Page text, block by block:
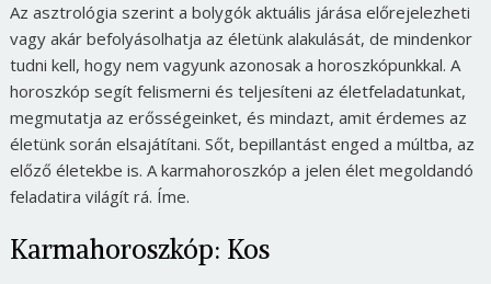
Az asztrológia szerint a bolygók aktuális járása előrejelezheti
vagy akár befolyásolhatja az életünk alakulását, de mindenkor
tudni kell, hogy nem vagyunk azonosak a horoszkópunkkal. A
horoszkóp segít felismerni és teljesíteni az életfeladatunkat,
megmutatja az erősségeinket, és mindazt, amit érdemes az
életünk során elsajátítani. Sőt, bepillantást enged a múltba, az
előző életekbe is. A karmahoroszkóp a jelen élet megoldandó
feladatira világít rá. Íme.
Karmahoroszkóp: Kos